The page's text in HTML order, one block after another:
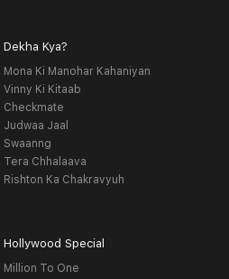
Dekha Kya?
Mona Ki Manohar Kahaniyan
Vinny Ki Kitaab
Checkmate
Judwaa Jaal
Swaanng
Tera Chhalaava
Rishton Ka Chakravyuh
Hollywood Special
Million To One